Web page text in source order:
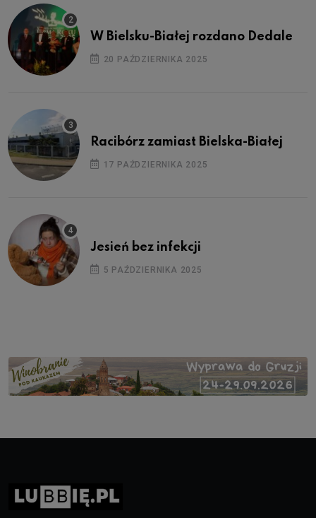
W Bielsku-Białej rozdano Dedale
20 PAŹDZIERNIKA 2025
Racibórz zamiast Bielska-Białej
17 PAŹDZIERNIKA 2025
Jesień bez infekcji
5 PAŹDZIERNIKA 2025